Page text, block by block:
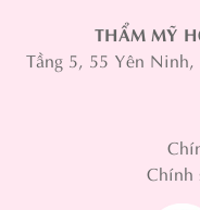
THẨM MỸ
Tầng 5, 55 Yên
Chính